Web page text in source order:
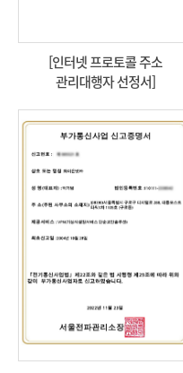
[인터넷 프로토콜 주소
관리대행자 선정서]